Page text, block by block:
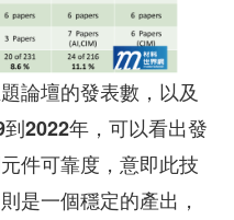
論壇的發表數，以及
2022年，可以看出發
件可靠度，意即此技
是一個穩定的產出，